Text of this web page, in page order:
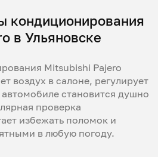
кондиционирования
в Ульяновске
Mitsubishi Pajero
воздух в салоне, регулирует
становится душно
проверка
избежать поломок и
в любую погоду.